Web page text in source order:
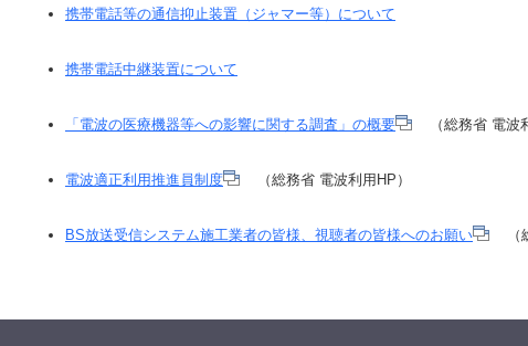
携帯電話等の通信抑止装置（ジャマー等）について
携帯電話中継装置について
「電波の医療機器等への影響に関する調査」の概要 （総務省 電波
電波適正利用推進員制度 （総務省 電波利用HP）
BS放送受信システム施工業者の皆様、視聴者の皆様へのお願い （